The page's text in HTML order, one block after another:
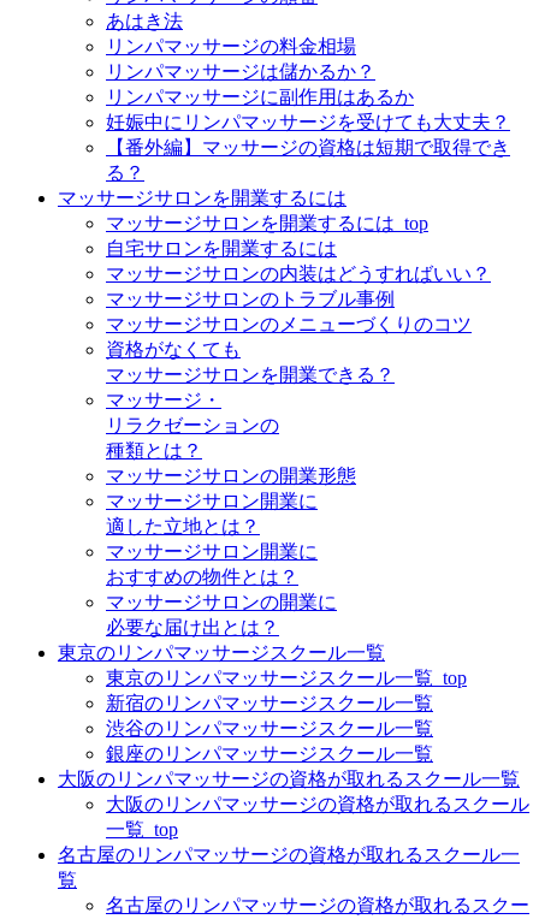
あはき法
リンパマッサージの料金相場
リンパマッサージは儲かるか？
リンパマッサージに副作用はあるか
妊娠中にリンパマッサージを受けても大丈夫？
【番外編】マッサージの資格は短期で取得でき
る？
マッサージサロンを開業するには
マッサージサロンを開業するには_top
自宅サロンを開業するには
マッサージサロンの内装はどうすればいい？
マッサージサロンのトラブル事例
マッサージサロンのメニューづくりのコツ
資格がなくても
マッサージサロンを開業できる？
マッサージ・
リラクゼーションの
種類とは？
マッサージサロンの開業形態
マッサージサロン開業に
適した立地とは？
マッサージサロン開業に
おすすめの物件とは？
マッサージサロンの開業に
必要な届け出とは？
東京のリンパマッサージスクール一覧
東京のリンパマッサージスクール一覧_top
新宿のリンパマッサージスクール一覧
渋谷のリンパマッサージスクール一覧
銀座のリンパマッサージスクール一覧
大阪のリンパマッサージの資格が取れるスクール一覧
大阪のリンパマッサージの資格が取れるスクール
一覧_top
名古屋のリンパマッサージの資格が取れるスクール一
覧
名古屋のリンパマッサージの資格が取れるスクー